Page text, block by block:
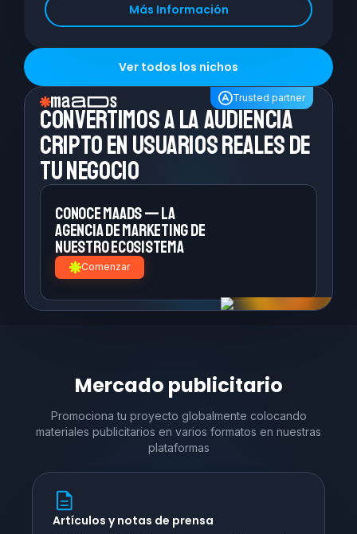
Más Información
Ver todos los nichos
Trusted partner
Convertimos a laaudiencia
cripto en usuarios reales de
tu negocio
Conoce MAADS — la
agencia demarketing de
nuestro ecosistema
Comenzar
Mercado publicitario
Promociona tu proyecto globalmente colocando
materiales publicitarios en varios formatos en nuestras
plataformas
Artículos y notas de prensa